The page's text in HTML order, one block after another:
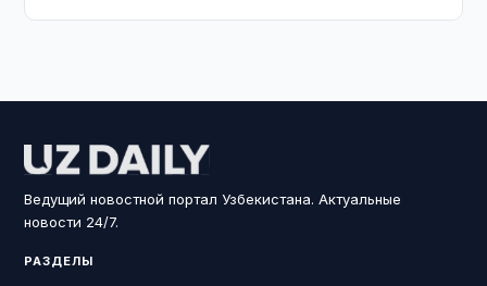
Ведущий новостной портал Узбекистана. Актуальные
новости 24/7.
РАЗДЕЛЫ